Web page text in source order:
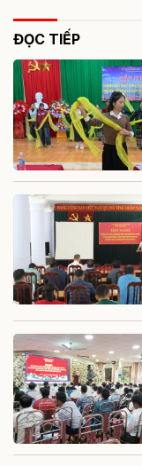
ĐỌC TIẾP